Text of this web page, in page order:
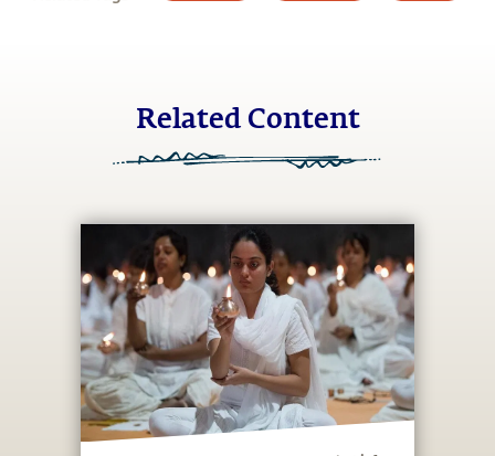
Related Content